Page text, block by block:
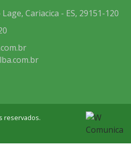
Cariacica - ES, 29151-120
reservados.